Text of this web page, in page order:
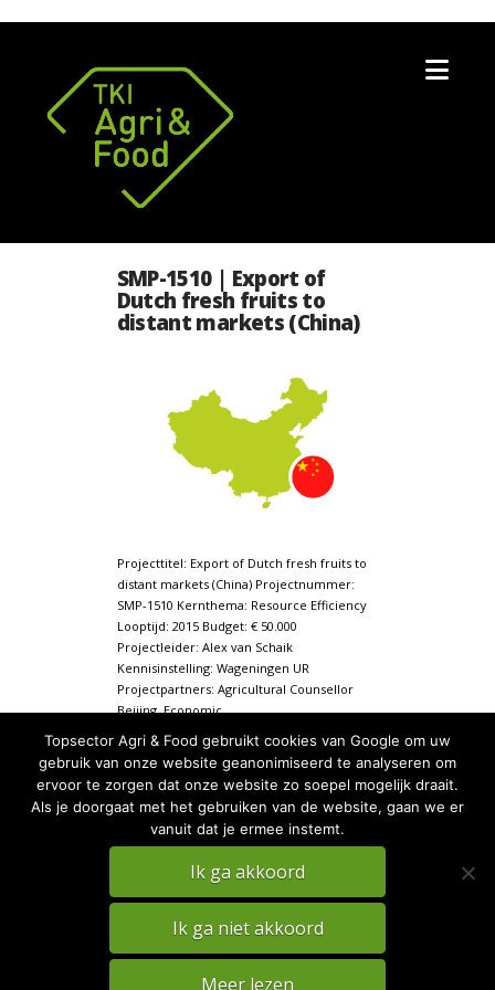
SMP-1510 | Export of
Dutch fresh fruits to
distant markets (China)
Projecttitel: Export of Dutch fresh fruits to
distant markets (China) Projectnummer:
SMP-1510 Kernthema: Resource Efficiency
Looptijd: 2015 Budget: € 50.000
Projectleider: Alex van Schaik
Kennisinstelling: Wageningen UR
Projectpartners: Agricultural Counsellor
Beijing, Economic
vernooy, Timfruit, VanAmerongen CA
technics, Wageningen UR. Samenvatting …
PRIVACY
TKI Agri & Food Website
Topsector Agri & Food gebruikt cookies van Google om uw
gebruik van onze website geanonimiseerd te analyseren om
ervoor te zorgen dat onze website zo soepel mogelijk draait.
Als je doorgaat met het gebruiken van de website, gaan we er
vanuit dat je ermee instemt.
Ik ga akkoord
Ik ga niet akkoord
Meer lezen